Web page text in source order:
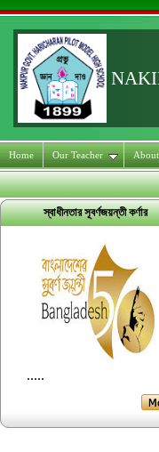
Home Our Teacher
স্বাধীনতার সূবর্ণজয়ন্তী কর্ণার
.....